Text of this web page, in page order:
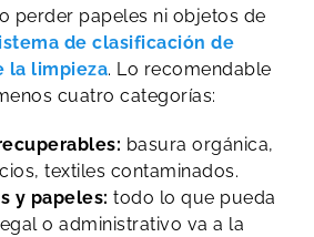
perder papeles ni objetos de
de clasificación de
la limpieza. Lo recomendable
cuatro categorías:
basura orgánica,
textiles contaminados.
y papeles: todo lo que pueda
o administrativo va a la